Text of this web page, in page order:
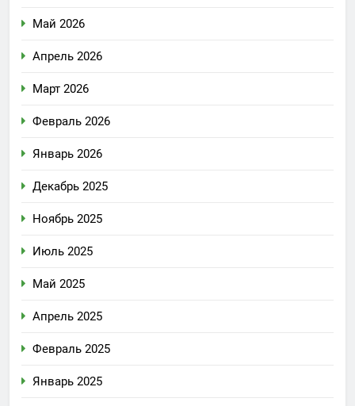
Май 2026
Апрель 2026
Март 2026
Февраль 2026
Январь 2026
Декабрь 2025
Ноябрь 2025
Июль 2025
Май 2025
Апрель 2025
Февраль 2025
Январь 2025